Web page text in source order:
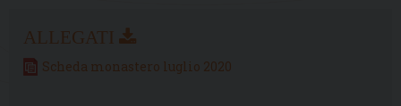
Scheda monastero luglio 2020